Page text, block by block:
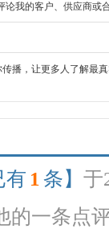
论我的客户、供应商或
传播，让更多人了解最
有 1 条】 于
的一条点